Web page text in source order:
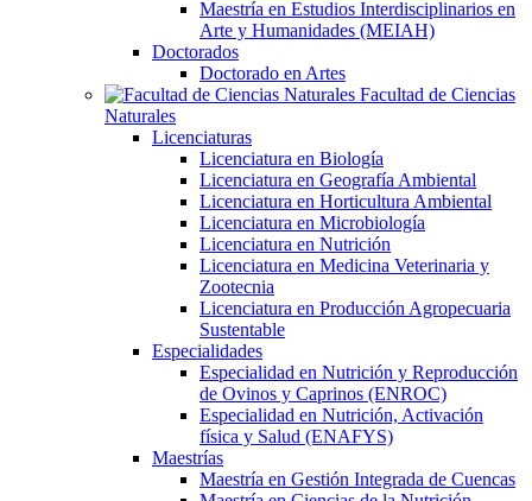
Maestría en Estudios Interdisciplinarios en
Arte y Humanidades (MEIAH)
Doctorados
Doctorado en Artes
Facultad de Ciencias
Naturales
Licenciaturas
Licenciatura en Biología
Licenciatura en Geografía Ambiental
Licenciatura en Horticultura Ambiental
Licenciatura en Microbiología
Licenciatura en Nutrición
Licenciatura en Medicina Veterinaria y
Zootecnia
Licenciatura en Producción Agropecuaria
Sustentable
Especialidades
Especialidad en Nutrición y Reproducción
de Ovinos y Caprinos (ENROC)
Especialidad en Nutrición, Activación
física y Salud (ENAFYS)
Maestrías
Maestría en Gestión Integrada de Cuencas